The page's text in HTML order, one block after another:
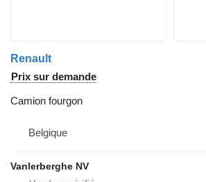
Renault
Prix sur demande
Camion fourgon
Belgique
Vanlerberghe NV